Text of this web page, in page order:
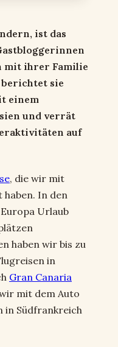
ist das
mit ihrer Familie
berichtet sie
einem
und verrät
auf
, die wir mit
haben. In den
Urlaub
haben wir bis zu
in
Gran Canaria
mit dem Auto
in Südfrankreich